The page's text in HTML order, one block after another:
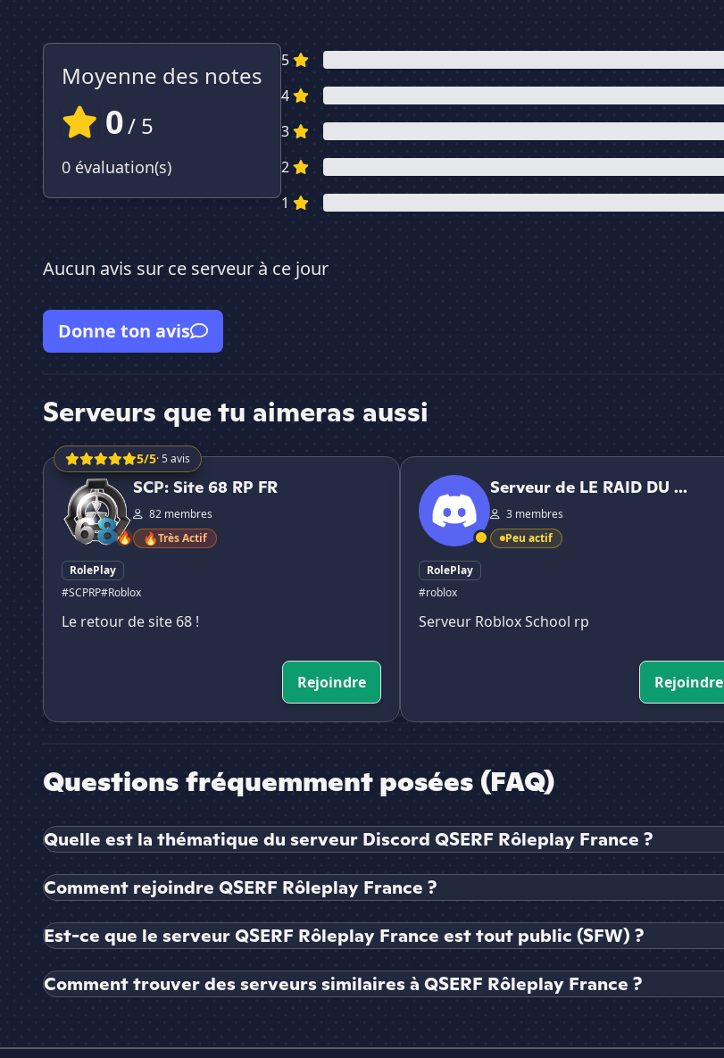
Moyenne des notes
0/ 5
0 évaluation(s)
5
4
3
2
1
Aucun avis sur ce serveur à ce jour
Donne ton avis
Serveurs que tu aimeras aussi
5/5· 5 avis
SCP: Site 68 RP FR
🔥
SCP: Site 68 RP FR
82 membres
🔥Très Actif
RolePlay
#SCPRP#Roblox
Le retour de site 68 !
Rejoindre
Serveur de LE RAID DU SERV
Serveur de LE RAID DU ...
3 membres
Peu actif
RolePlay
#roblox
Serveur Roblox School rp
Rejoindre
Questions fréquemment posées (FAQ)
Quelle est la thématique du serveur Discord QSERF Rôleplay France ?
Comment rejoindre QSERF Rôleplay France ?
Est-ce que le serveur QSERF Rôleplay France est tout public (SFW) ?
Comment trouver des serveurs similaires à QSERF Rôleplay France ?